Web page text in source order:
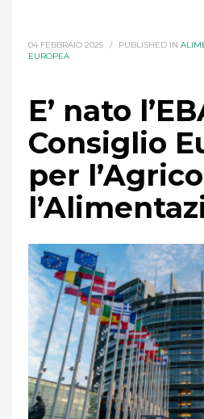
04 FEBBRAIO 2025 / PUBLISHED IN
EUROPEA
E’ nato
Consiglio
per